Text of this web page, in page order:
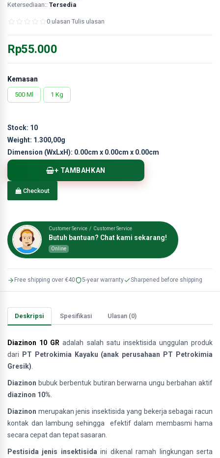
Ketersediaan:: Tersedia
0 ulasan Tulis ulasan
Rp55.000
Kemasan
500 Ml 1 Kg
Stock: 10
Weight: 1.300,00g
Dimension (WxLxH): 0.00cm x 0.00cm x 0.00cm
+ TAMBAHKAN
Checkout
Customer Service / Customer Service
Butuh bantuan? Chat kami sekarang!
Online
Free shipping over €40 5-year warranty Sharpened before shipping
Deskripsi Spesifikasi Ulasan (0)
Diazinon 10 GR adalah salah satu insektisida unggulan produk
dari
PT Petrokimia Kayaku (anak perusahaan PT Petrokimia
Gresik)
Diazinon bubuk berbentuk butiran berwarna ungu berbahan aktif
diazinon 10%
Diazinon merupakan jenis insektisida yang bekerja sebagai racun
kontak dan lambung sehingga efektif dalam membasmi hama
secara cepat dan tepat sasaran.
Pestisida jenis insektisida ini dikenal ramah lingkungan serta